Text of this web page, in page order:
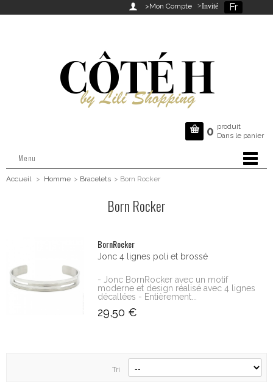
Fr
 >Mon Compte >Invité
 0 produit
Dans le panier
Menu
Accueil > Homme > Bracelets > Born Rocker
Born Rocker
BornRocker
Jonc 4 lignes poli et brossé
- Jonc BornRocker avec un motif
moderne et design réalisé avec 4 lignes
décallées - Entièrement...
29,50 €
Tri